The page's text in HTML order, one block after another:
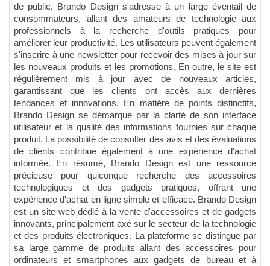
de public, Brando Design s'adresse à un large éventail de
consommateurs, allant des amateurs de technologie aux
professionnels à la recherche d'outils pratiques pour
améliorer leur productivité. Les utilisateurs peuvent également
s'inscrire à une newsletter pour recevoir des mises à jour sur
les nouveaux produits et les promotions. En outre, le site est
régulièrement mis à jour avec de nouveaux articles,
garantissant que les clients ont accès aux dernières
tendances et innovations. En matière de points distinctifs,
Brando Design se démarque par la clarté de son interface
utilisateur et la qualité des informations fournies sur chaque
produit. La possibilité de consulter des avis et des évaluations
de clients contribue également à une expérience d'achat
informée. En résumé, Brando Design est une ressource
précieuse pour quiconque recherche des accessoires
technologiques et des gadgets pratiques, offrant une
expérience d'achat en ligne simple et efficace. Brando Design
est un site web dédié à la vente d'accessoires et de gadgets
innovants, principalement axé sur le secteur de la technologie
et des produits électroniques. La plateforme se distingue par
sa large gamme de produits allant des accessoires pour
ordinateurs et smartphones aux gadgets de bureau et à